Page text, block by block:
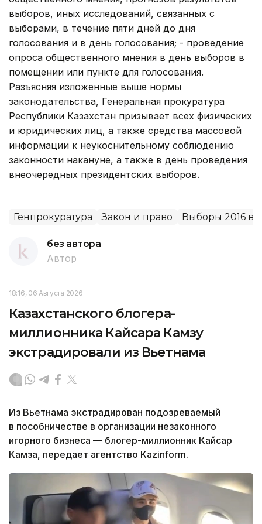
выборов, иных исследований, связанных с
выборами, в течение пяти дней до дня
голосования и в день голосования; - проведение
опроса общественного мнения в день выборов в
помещении или пункте для голосования.
Разъясняя изложенные выше нормы
законодательства, Генеральная прокуратура
Республики Казахстан призывает всех физических
и юридических лиц, а также средства массовой
информации к неукоснительному соблюдению
законности накануне, а также в день проведения
внеочередных президентских выборов.
Генпрокуратура Закон и право Выборы 2016 в
без автора
Автор
18:16, 06 Августа 2026
Казахстанского блогера-
миллионника Кайсара Камзу
экстрадировали из Вьетнама
Из Вьетнама экстрадирован подозреваемый
в пособничестве в организации незаконного
игорного бизнеса — блогер-миллионник Кайсар
Камза, передает агентство Kazinform.